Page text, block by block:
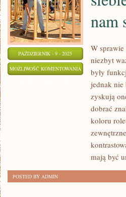
PAŹDZIERNIK - 9 - 2025
MOŻLIWOŚĆ KOMENTOWANIA
BUDOWNICTWO
SIEBIE,
WIELU
PRAC
NIESTETY
nam
W
niezbyt
były
jednak nie
zyskują
dobrać
koloru
mają być
POSTED BY ADMIN